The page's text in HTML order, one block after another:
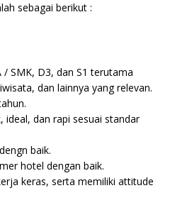
sebagai berikut :
/ SMK, D3, dan S1 terutama
dan lainnya yang relevan.
ideal, dan rapi sesuai standar
baik.
hotel dengan baik.
keras, serta memiliki attitude